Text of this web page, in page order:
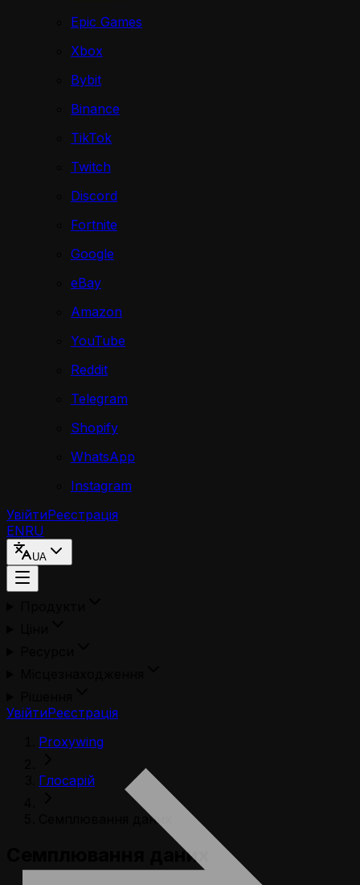
Epic Games
Xbox
Bybit
Binance
TikTok
Twitch
Discord
Fortnite
Google
eBay
Amazon
YouTube
Reddit
Telegram
Shopify
WhatsApp
Instagram
УвійтиРеєстрація
ENRU
UA
УвійтиРеєстрація
Proxywing
Глосарій
Семплювання даних
Семплювання даних